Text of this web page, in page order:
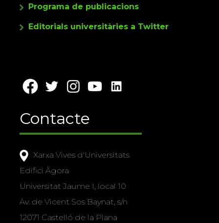
Programa de publicacions
Editorials universitàries a Twitter
Contacte
Xarxa Vives d'Universitats
Edifici Àgora
Universitat Jaume I, local 10
Av. de Vicent Sos Baynat, s/n
12071 Castelló de la Plana